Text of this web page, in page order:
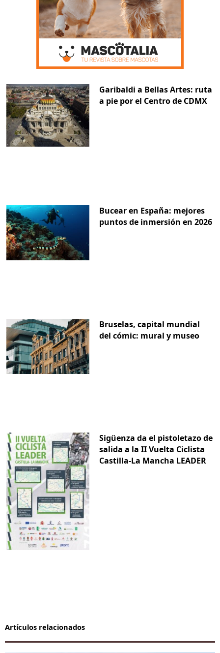
Garibaldi a Bellas Artes: ruta
a pie por el Centro de CDMX
Bucear en España: mejores
puntos de inmersión en 2026
Bruselas, capital mundial
del cómic: mural y museo
Sigüenza da el pistoletazo de
salida a la II Vuelta Ciclista
Castilla-La Mancha LEADER
Artículos relacionados